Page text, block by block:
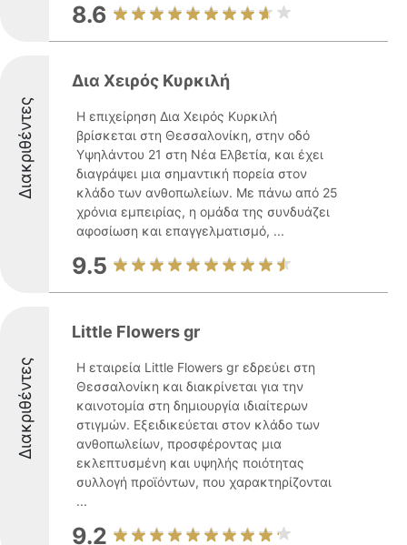
8.6
Διακριθέντες
Δια Χειρός Κυρκιλή
Η επιχείρηση Δια Χειρός Κυρκιλή
βρίσκεται στη Θεσσαλονίκη, στην οδό
Υψηλάντου 21 στη Νέα Ελβετία, και έχει
διαγράψει μια σημαντική πορεία στον
κλάδο των ανθοπωλείων. Με πάνω από 25
χρόνια εμπειρίας, η ομάδα της συνδυάζει
αφοσίωση και επαγγελματισμό, ...
9.5
Διακριθέντες
Little Flowers gr
Η εταιρεία Little Flowers gr εδρεύει στη
Θεσσαλονίκη και διακρίνεται για την
καινοτομία στη δημιουργία ιδιαίτερων
στιγμών. Εξειδικεύεται στον κλάδο των
ανθοπωλείων, προσφέροντας μια
εκλεπτυσμένη και υψηλής ποιότητας
συλλογή προϊόντων, που χαρακτηρίζονται
...
9.2